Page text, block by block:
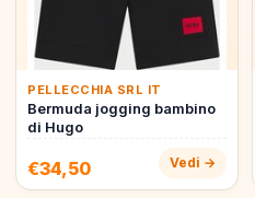
PELLECCHIA SRL IT
Bermuda jogging bambino
di Hugo
€34,50 Vedi →